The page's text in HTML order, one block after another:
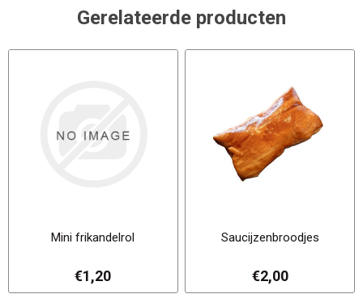
Gerelateerde producten
Mini frikandelrol
€1,20
Saucijzenbroodjes
€2,00